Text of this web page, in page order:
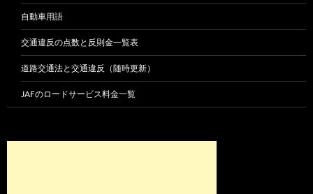
自動車用語
交通違反の点数と反則金一覧表
道路交通法と交通違反（随時更新）
JAFのロードサービス料金一覧